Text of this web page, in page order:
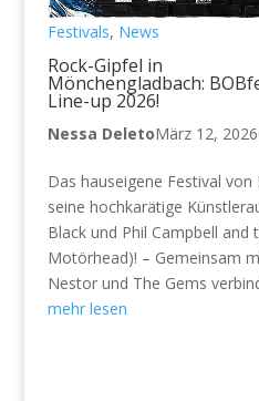
Festivals, News
Rock-Gipfel in
Mönchengladbach:
Line-up 2026!
Nessa DeletoMärz 12, 2026
Das hauseigene Festival
seine hochkarätige
Black und Phil Campbell and
Motörhead)! – Gemeinsam
Nestor und The Gems
mehr lesen